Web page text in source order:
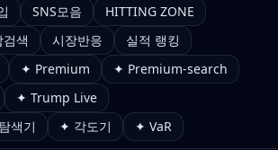
SNS모음
HITTING ZONE
검색 시장반응
실적 랭킹
✦ Premium
✦ Premium-search
✦ Trump Live
색기
✦ 각도기 ✦ VaR